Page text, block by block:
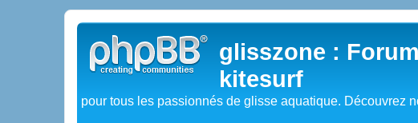
glisszone :
kitesurf
pour tous les passionnés de glisse aquatique. Découvrez